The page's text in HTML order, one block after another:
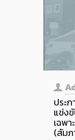
ประ
แข่ง
เฉพ
(สัม